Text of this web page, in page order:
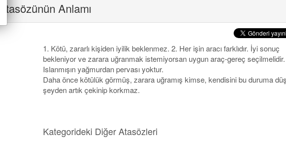
Atasözünün Anlamı
1. Kötü, zararlı kişiden iyilik beklenmez. 2. Her işin aracı farklıdır. İyi sonuç
bekleniyor ve zarara uğranmak istemiyorsan uygun araç-gereç seçilmelidir.
Islanmışın yağmurdan pervası yoktur.
Daha önce kötülük görmüş, zarara uğramış kimse, kendisini bu duruma
şeyden artık çekinip korkmaz.
Kategorideki Diğer Atasözleri